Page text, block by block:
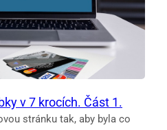
v 7 krocích. Část 1.
stránku tak, aby byla co